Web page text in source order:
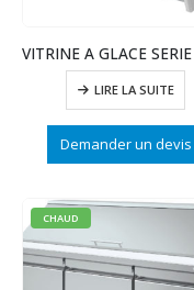
LIRE LA SUITE
Demander un devis
CHAUD